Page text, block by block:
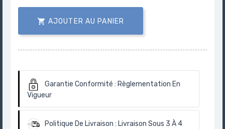
 AJOUTER AU PANIER
Garantie Conformité : Règlementation En
Vigueur
Politique De Livraison : Livraison Sous 3 À 4